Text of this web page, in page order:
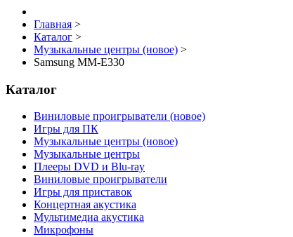
Главная >
Каталог >
Музыкальные центры (новое) >
Samsung MM-E330
Каталог
Виниловые проигрыватели (новое)
Игры для ПК
Музыкальные центры (новое)
Музыкальные центры
Плееры DVD и Blu-ray
Виниловые проигрыватели
Игры для приставок
Концертная акустика
Мультимедиа акустика
Микрофоны